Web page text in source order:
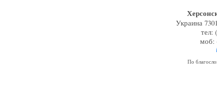
Украина
тел:
моб:
По